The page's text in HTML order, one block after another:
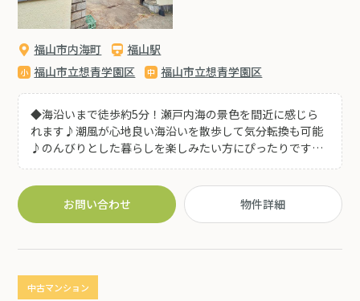
福山市内海町
福山駅
福山市立想青学園区
福山市立想青学園区
◆海沿いまで徒歩約5分！瀬戸内海の景色を間近に感じら
れます♪潮風が心地良い海沿いを散歩して気分転換も可能
♪のんびりとした暮らしを楽しみたい方にぴったりです
◆リフォームが必要ですが、風情を残しつつお好みの室内
空間にリフォーム・リノベーションも楽しめます。 ◆広い
能です(^^)
お問い合わせ 物件詳細
中古マンション